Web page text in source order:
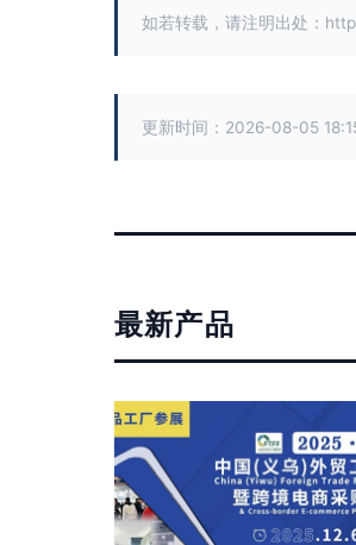
如若转载，请注明出处：
更新时间：2026-08-05
最新产品